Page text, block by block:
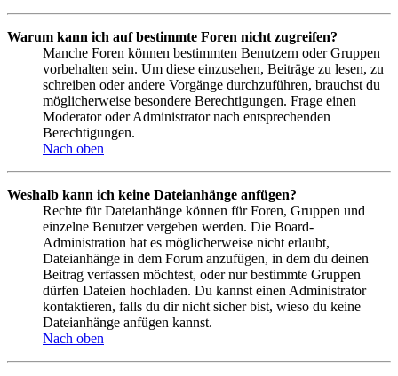
Warum kann ich auf bestimmte Foren nicht zugreifen?
Manche Foren können bestimmten Benutzern oder Gruppen
vorbehalten sein. Um diese einzusehen, Beiträge zu lesen, zu
schreiben oder andere Vorgänge durchzuführen, brauchst du
möglicherweise besondere Berechtigungen. Frage einen
Moderator oder Administrator nach entsprechenden
Berechtigungen.
Nach oben
Weshalb kann ich keine Dateianhänge anfügen?
Rechte für Dateianhänge können für Foren, Gruppen und
einzelne Benutzer vergeben werden. Die Board-
Administration hat es möglicherweise nicht erlaubt,
Dateianhänge in dem Forum anzufügen, in dem du deinen
Beitrag verfassen möchtest, oder nur bestimmte Gruppen
dürfen Dateien hochladen. Du kannst einen Administrator
kontaktieren, falls du dir nicht sicher bist, wieso du keine
Dateianhänge anfügen kannst.
Nach oben